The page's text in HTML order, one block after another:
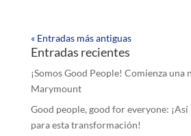
« Entradas más antiguas
Entradas recientes
¡Somos Good People! Comienza una
Marymount
Good people, good for everyone:
para esta transformación!